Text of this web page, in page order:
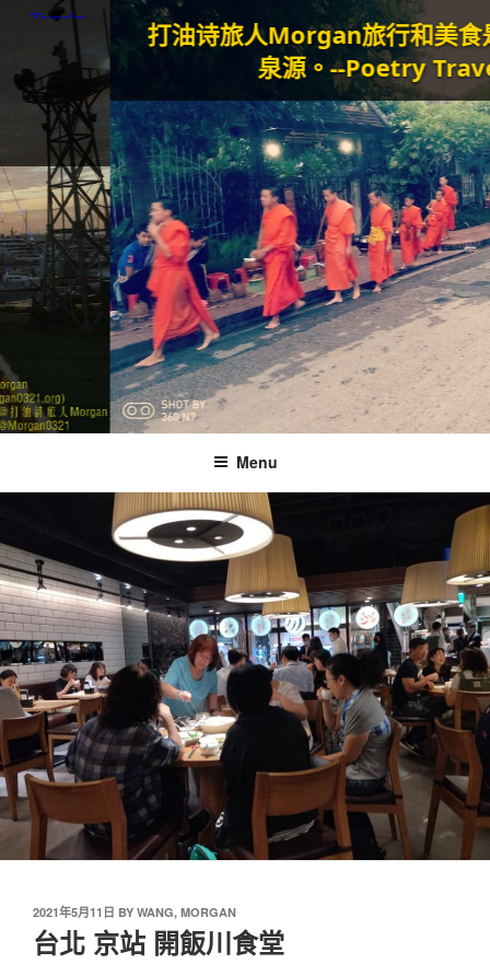
打油诗旅人Morgan旅行和美食是我
泉源。--Poetry Traveller
Menu
2021年5月11日 BY WANG, MORGAN
台北 京站 開飯川食堂